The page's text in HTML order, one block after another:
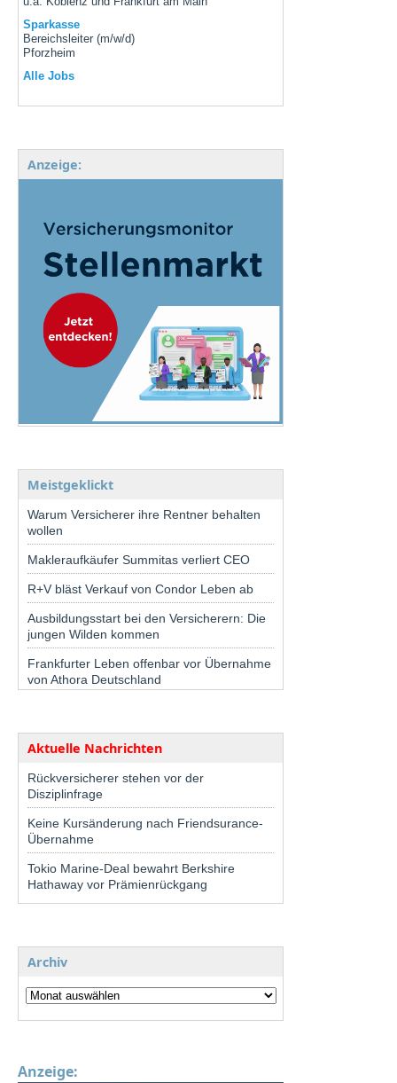
Sparkasse
Bereichsleiter (m/w/d)
Pforzheim
Alle Jobs
Anzeige:
Meistgeklickt
Warum Versicherer ihre Rentner behalten
wollen
Makleraufkäufer Summitas verliert CEO
R+V bläst Verkauf von Condor Leben ab
Ausbildungsstart bei den Versicherern: Die
jungen Wilden kommen
Frankfurter Leben offenbar vor Übernahme
von Athora Deutschland
Aktuelle Nachrichten
Rückversicherer stehen vor der
Disziplinfrage
Keine Kursänderung nach Friendsurance-
Übernahme
Tokio Marine-Deal bewahrt Berkshire
Hathaway vor Prämienrückgang
Archiv
Anzeige: